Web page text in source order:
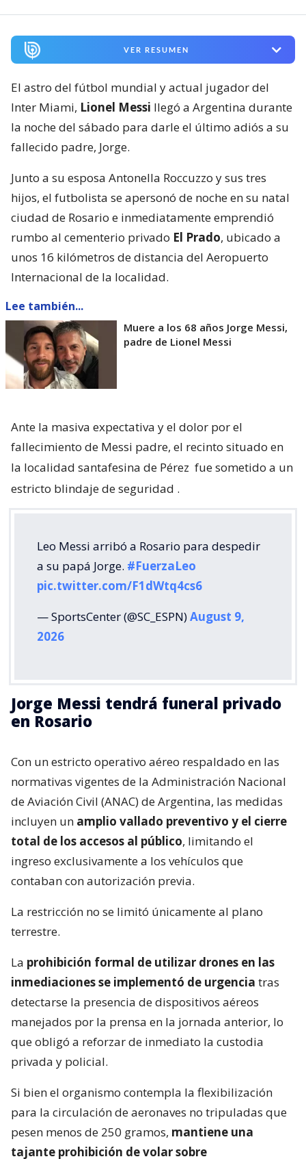
VER RESUMEN
El astro del fútbol mundial y actual jugador del
Inter Miami, Lionel Messi llegó a Argentina durante
la noche del sábado para darle el último adiós a su
fallecido padre, Jorge.
Junto a su esposa Antonella Roccuzzo y sus tres
hijos, el futbolista se apersonó de noche en su natal
ciudad de Rosario e inmediatamente emprendió
rumbo al cementerio privado El Prado, ubicado a
unos 16 kilómetros de distancia del Aeropuerto
Internacional de la localidad.
Lee también...
Muere a los 68 años Jorge Messi,
padre de Lionel Messi
Ante la masiva expectativa y el dolor por el
fallecimiento de Messi padre, el recinto situado en
la localidad santafesina de Pérez fue sometido a un
estricto blindaje de seguridad .
Leo Messi arribó a Rosario para despedir
a su papá Jorge. #FuerzaLeo
pic.twitter.com/F1dWtq4cs6
— SportsCenter (@SC_ESPN)August 9,
2026
Jorge Messi tendrá funeral privado
en Rosario
Con un estricto operativo aéreo respaldado en las
normativas vigentes de la Administración Nacional
de Aviación Civil (ANAC) de Argentina, las medidas
incluyen un amplio vallado preventivo y el cierre
total de los accesos al público, limitando el
ingreso exclusivamente a los vehículos que
contaban con autorización previa.
La restricción no se limitó únicamente al plano
terrestre.
La prohibición formal de utilizar drones en las
inmediaciones se implementó de urgencia tras
detectarse la presencia de dispositivos aéreos
manejados por la prensa en la jornada anterior, lo
que obligó a reforzar de inmediato la custodia
privada y policial.
Si bien el organismo contempla la flexibilización
para la circulación de aeronaves no tripuladas que
pesen menos de 250 gramos, mantiene una
tajante prohibición de volar sobre